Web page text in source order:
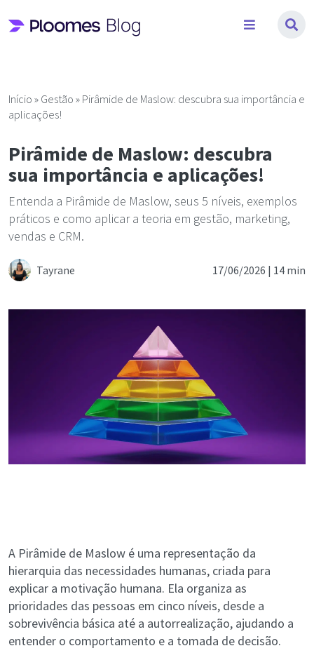
para
Início » Gestão » Pirâmide de Maslow: descubra sua importância e
aplicações!
Pirâmide de Maslow: descubra
sua importância e aplicações!
Entenda a Pirâmide de Maslow, seus 5 níveis, exemplos
práticos e como aplicar a teoria em gestão, marketing,
vendas e CRM.
Tayrane 17/06/2026 | 14 min
A Pirâmide de Maslow é uma representação da
hierarquia das necessidades humanas, criada para
explicar a motivação humana. Ela organiza as
prioridades das pessoas em cinco níveis, desde a
sobrevivência básica até a autorrealização, ajudando a
entender o comportamento e a tomada de decisão.